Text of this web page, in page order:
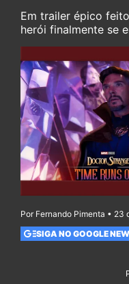
Em trailer épico
herói finalmente se
Por Fernando Pimenta •
SIGA NO GOOGLE